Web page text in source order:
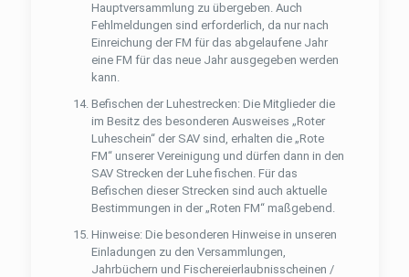
Hauptversammlung zu übergeben. Auch
Fehlmeldungen sind erforderlich, da nur nach
Einreichung der FM für das abgelaufene Jahr
eine FM für das neue Jahr ausgegeben werden
kann.
Beﬁschen der Luhestrecken: Die Mitglieder die
im Besitz des besonderen Ausweises „Roter
Luheschein“ der SAV sind, erhalten die „Rote
FM“ unserer Vereinigung und dürfen dann in den
SAV Strecken der Luhe ﬁschen. Für das
Beﬁschen dieser Strecken sind auch aktuelle
Bestimmungen in der „Roten FM“ maßgebend.
Hinweise: Die besonderen Hinweise in unseren
Einladungen zu den Versammlungen,
Jahrbüchern und Fischereierlaubnisscheinen /